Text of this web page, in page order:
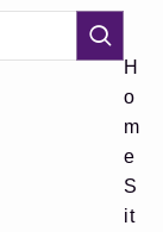
H
o
m
e
S
it